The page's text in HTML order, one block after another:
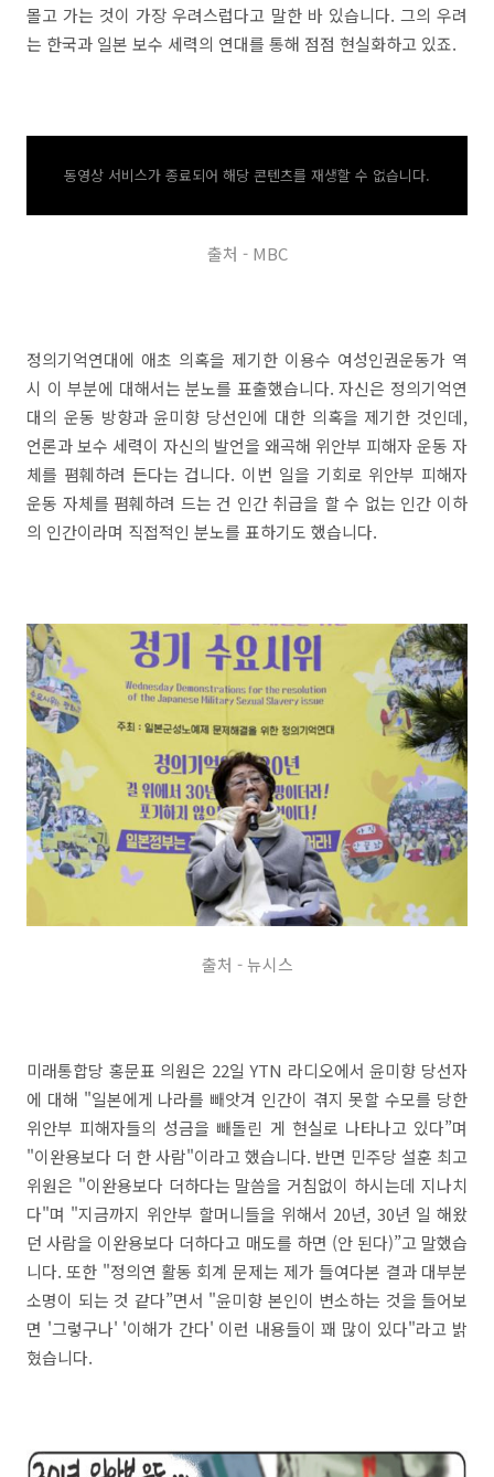
몰고 가는 것이 가장 우려스럽다고 말한 바 있습니다. 그의 우려
는 한국과 일본 보수 세력의 연대를 통해 점점 현실화하고 있죠.
동영상 서비스가 종료되어 해당 콘텐츠를 재생할 수 없습니다.
출처 - MBC
정의기억연대에 애초 의혹을 제기한 이용수 여성인권운동가 역
시 이 부분에 대해서는 분노를 표출했습니다. 자신은 정의기억연
대의 운동 방향과 윤미향 당선인에 대한 의혹을 제기한 것인데,
언론과 보수 세력이 자신의 발언을 왜곡해 위안부 피해자 운동 자
체를 폄훼하려 든다는 겁니다. 이번 일을 기회로 위안부 피해자
운동 자체를 폄훼하려 드는 건 인간 취급을 할 수 없는 인간 이하
의 인간이라며 직접적인 분노를 표하기도 했습니다.
출처 - 뉴시스
미래통합당 홍문표 의원은 22일 YTN 라디오에서 윤미향 당선자
에 대해 "일본에게 나라를 빼앗겨 인간이 겪지 못할 수모를 당한
위안부 피해자들의 성금을 빼돌린 게 현실로 나타나고 있다”며
"이완용보다 더 한 사람"이라고 했습니다. 반면 민주당 설훈 최고
위원은 "이완용보다 더하다는 말씀을 거침없이 하시는데 지나치
다"며 "지금까지 위안부 할머니들을 위해서 20년, 30년 일 해왔
던 사람을 이완용보다 더하다고 매도를 하면 (안 된다)”고 말했습
니다. 또한 "정의연 활동 회계 문제는 제가 들여다본 결과 대부분
소명이 되는 것 같다”면서 "윤미향 본인이 변소하는 것을 들어보
면 '그렇구나' '이해가 간다' 이런 내용들이 꽤 많이 있다"라고 밝
혔습니다.